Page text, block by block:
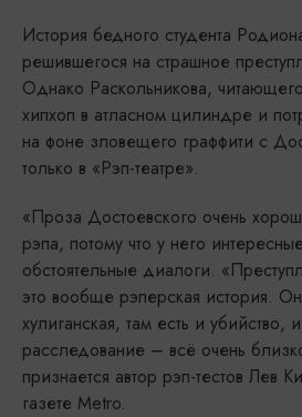
История бедного студента
решившегося на страшное
Однако Раскольникова,
хипхоп в атласном цилиндре и
на фоне зловещего граффити с
только в «Рэп-театре».
«Проза Достоевского очень
рэпа, потому что у него
обстоятельные диалоги.
это вообще рэперская история.
хулиганская, там есть и убийство,
расследование – всё очень
признается автор рэп-тестов Лев
газете Metro.